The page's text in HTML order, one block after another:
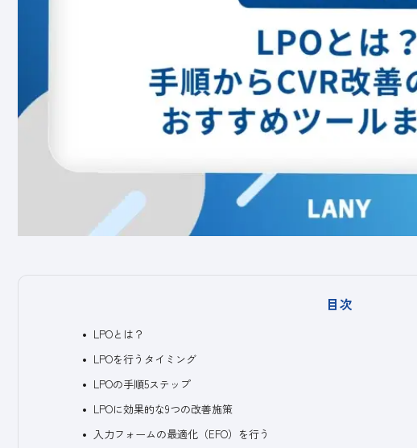
目次
LPOとは？
LPOを行うタイミング
LPOの手順5ステップ
LPOに効果的な9つの改善施策
入力フォームの最適化（EFO）を行う